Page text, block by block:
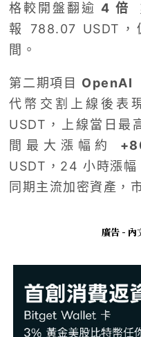
格較開盤翻逾 4 倍
報 788.07 USDT，
間。
第二期項目 OpenAI
代幣交割上線後表
USDT，上線當日最
間最大漲幅約
USDT，24 小時漲幅
同期主流加密資產，
廣告 - 內